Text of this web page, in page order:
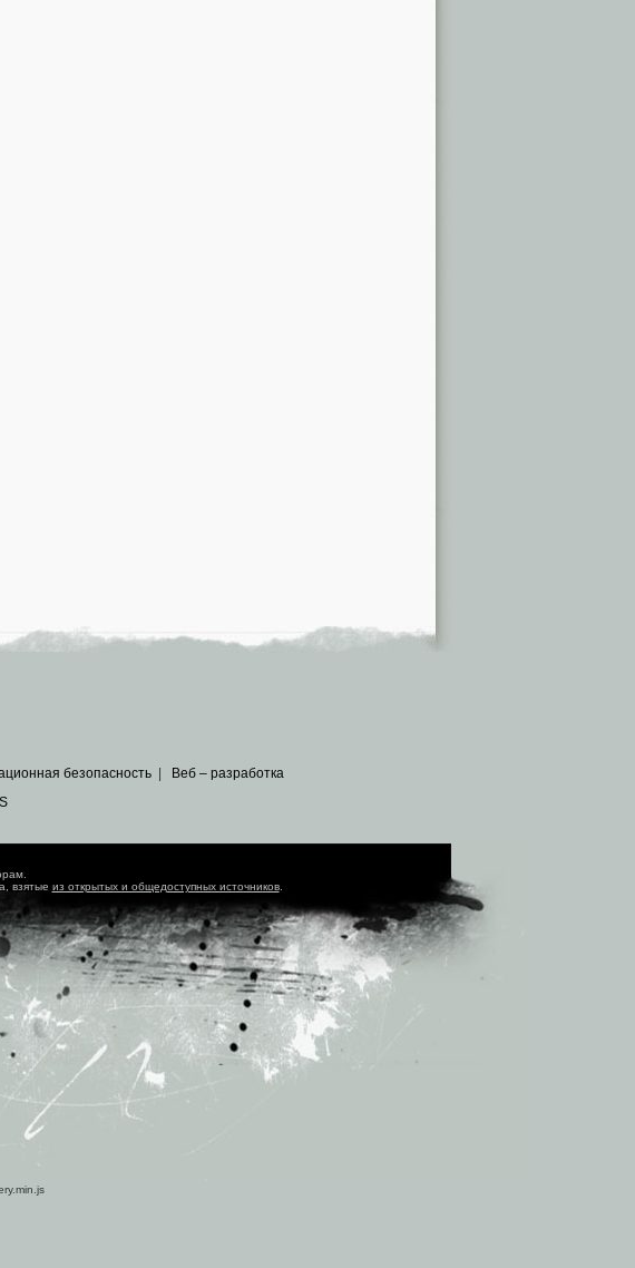
безопасность
Веб – разработка
взятые из открытых и общедоступных источников.